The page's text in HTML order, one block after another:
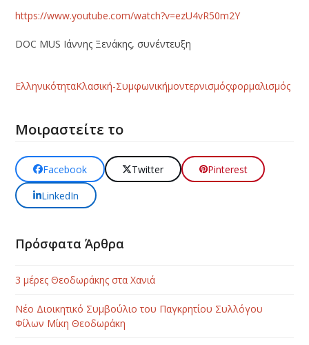
https://www.youtube.com/watch?v=ezU4vR50m2Y
DOC MUS Ιάννης Ξενάκης, συνέντευξη
ΕλληνικότηταΚλασική-Συμφωνικήμοντερνισμόςφορμαλισμός
Μοιραστείτε το
Facebook Twitter
Pinterest
LinkedIn
Πρόσφατα Άρθρα
3 μέρες Θεοδωράκης στα Χανιά
Νέο Διοικητικό Συμβούλιο του Παγκρητίου Συλλόγου
Φίλων Μίκη Θεοδωράκη